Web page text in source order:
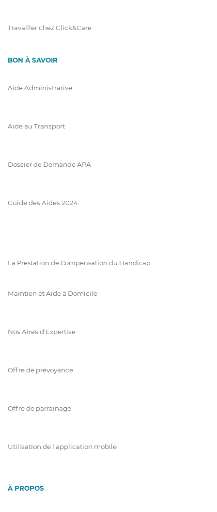
Travailler chez Click&Care
BON À SAVOIR
Aide Administrative
Aide au Transport
Dossier de Demande APA
Guide des Aides 2024
La Prestation de Compensation du Handicap
Maintien et Aide à Domicile
Nos Aires d'Expertise
Offre de prévoyance
Offre de parrainage
Utilisation de l'application mobile
À PROPOS